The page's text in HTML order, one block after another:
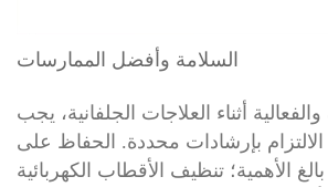
السلامة وأفضل الممارسات
أثناء العلاجات الجلفانية، يجب
بإرشادات محددة. الحفاظ على
الأهمية؛ تنظيف الأقطاب الكهربائية